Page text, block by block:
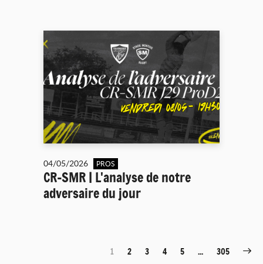
04/05/2026 PROS
CR-SMR | L'analyse de notre
adversaire du jour
1 2 3 4 5 ... 305